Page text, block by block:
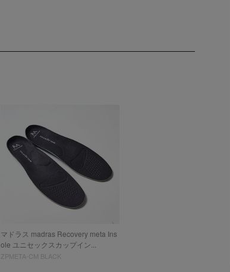
マドラス madras Recovery meta Ins
ole ユニセックスカップイン...
ZPMETA-CM BLACK